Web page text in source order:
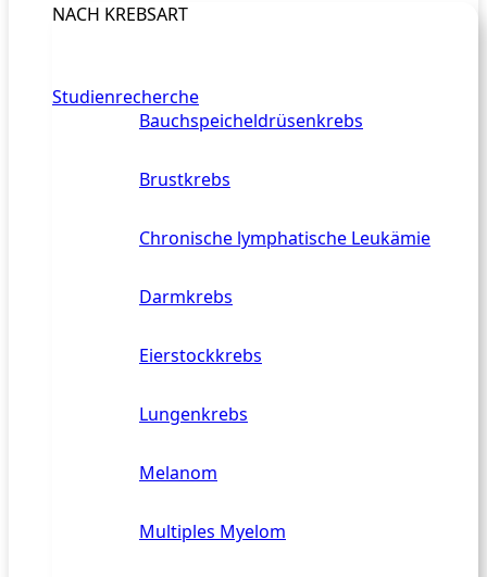
NACH KREBSART
Studienrecherche
Bauchspeicheldrüsenkrebs
Brustkrebs
Chronische lymphatische Leukämie
Darmkrebs
Eierstockkrebs
Lungenkrebs
Melanom
Multiples Myelom